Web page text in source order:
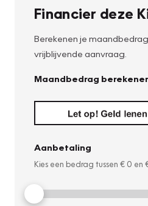
Financier deze
Berekenen je
vrijblijvende aanvraag.
Maandbedrag
Aanbetaling
Kies een bedrag tussen € 0 en